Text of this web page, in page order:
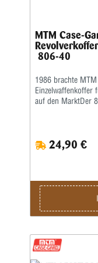
MTM Case-
806-40
1986 brachte
Einzelwaffenkoffer
auf den MarktDer
verhindern ein
Pistolendecke. Pad
Halbautomatiks
12,2" x 8,4" x
Ohne Waffe
24,90 €